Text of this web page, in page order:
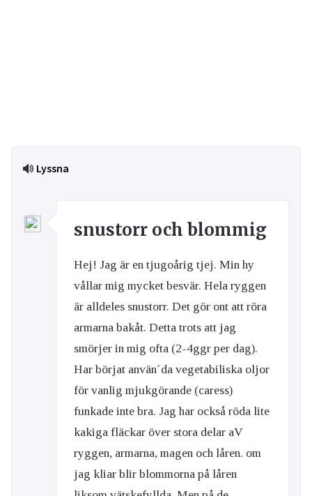
Lyssna
snustorr och blommig
Hej! Jag är en tjugoårig tjej. Min hy
vållar mig mycket besvär. Hela ryggen
är alldeles snustorr. Det gör ont att röra
armarna bakåt. Detta trots att jag
smörjer in mig ofta (2-4ggr per dag).
Har börjat använ´da vegetabiliska oljor
för vanlig mjukgörande (caress)
funkade inte bra. Jag har också röda lite
kakiga fläckar över stora delar aV
ryggen, armarna, magen och låren. om
jag kliar blir blommorna på låren